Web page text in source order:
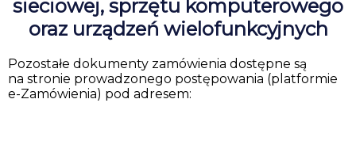
sieciowej, sprzętu komputerowego
oraz urządzeń wielofunkcyjnych
Pozostałe dokumenty zamówienia dostępne są
na stronie prowadzonego postępowania (platformie
e-Zamówienia) pod adresem: